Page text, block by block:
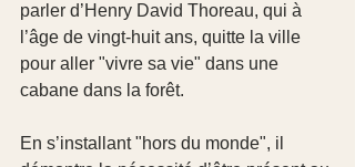
parler d’Henry David Thoreau, qui à
l’âge de vingt-huit ans, quitte la ville
pour aller "vivre sa vie" dans une
cabane dans la forêt.
En s’installant "hors du monde", il